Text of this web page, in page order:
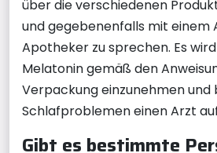
über die verschiedenen
und gegebenenfalls mit einem
Apotheker zu sprechen. Es
Melatonin gemäß den
Verpackung einzunehmen
Schlafproblemen einen Arzt
Gibt es bestimmte